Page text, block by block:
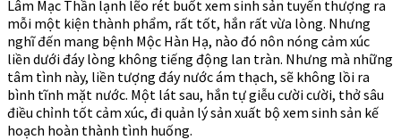
Lâm Mạc Thần lạnh lẽo rét buốt xem sinh sản tuyến thượng ra
mỗi một kiện thành phẩm, rất tốt, hắn rất vừa lòng. Nhưng
nghĩ đến mang bệnh Mộc Hàn Hạ, nào đó nôn nóng cảm xúc
liền dưới đáy lòng không tiếng động lan tràn. Nhưng mà những
tâm tình này, liền tượng đáy nước ám thạch, sẽ không lồi ra
bình tĩnh mặt nước. Một lát sau, hắn tự giễu cười cười, thở sâu
điều chỉnh tốt cảm xúc, đi quản lý sản xuất bộ xem sinh sản kế
hoạch hoàn thành tình huống.